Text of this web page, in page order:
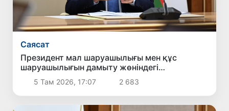
Саясат
Президент мал шаруашылығы мен құс
шаруашылығын дамыту жөніндегі
шаралармен танысты
5 Там 2026, 17:07 2 683